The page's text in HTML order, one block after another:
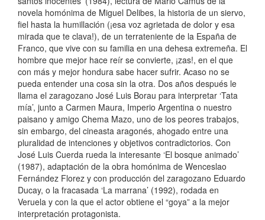
novela homónima de Miguel Delibes, la historia de un siervo,
fiel hasta la humillación (¡esa voz agrietada de dolor y esa
mirada que te clava!), de un terrateniente de la España de
Franco, que vive con su familia en una dehesa extremeña. El
hombre que mejor hace reír se convierte, ¡zas!, en el que
con más y mejor hondura sabe hacer sufrir. Acaso no se
pueda entender una cosa sin la otra. Dos años después le
llama el zaragozano José Luis Borau para interpretar ‘Tata
mía’, junto a Carmen Maura, Imperio Argentina o nuestro
paisano y amigo Chema Mazo, uno de los peores trabajos,
sin embargo, del cineasta aragonés, ahogado entre una
pluralidad de intenciones y objetivos contradictorios. Con
José Luis Cuerda rueda la interesante ‘El bosque animado’
(1987), adaptación de la obra homónima de Wenceslao
Fernández Florez y con producción del zaragozano Eduardo
Ducay, o la fracasada ‘La marrana’ (1992), rodada en
Veruela y con la que el actor obtiene el “goya” a la mejor
interpretación protagonista.